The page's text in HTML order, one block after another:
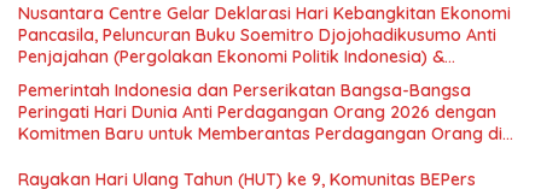
Nusantara Centre Gelar Deklarasi Hari Kebangkitan Ekonomi
Pancasila, Peluncuran Buku Soemitro Djojohadikusumo Anti
Penjajahan (Pergolakan Ekonomi Politik Indonesia) &
Simposium Nasional “Urgensi Undang-Undang Perekonomian
Nasional dan Kesejahteraan Sosial dalam Menata Bangsa
Menuju Indonesia Emas 2045”,
Pemerintah Indonesia dan Perserikatan Bangsa-Bangsa
Peringati Hari Dunia Anti Perdagangan Orang 2026 dengan
Komitmen Baru untuk Memberantas Perdagangan Orang di
Rayakan Hari Ulang Tahun (HUT) ke 9, Komunitas BEPers